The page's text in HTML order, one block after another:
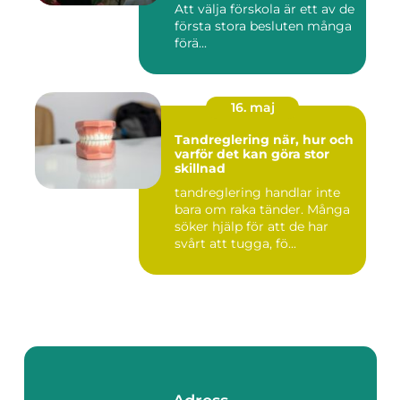
Att välja förskola är ett av de
första stora besluten många
förä...
16. maj
Tandreglering när, hur och
varför det kan göra stor
skillnad
tandreglering handlar inte
bara om raka tänder. Många
söker hjälp för att de har
svårt att tugga, fö...